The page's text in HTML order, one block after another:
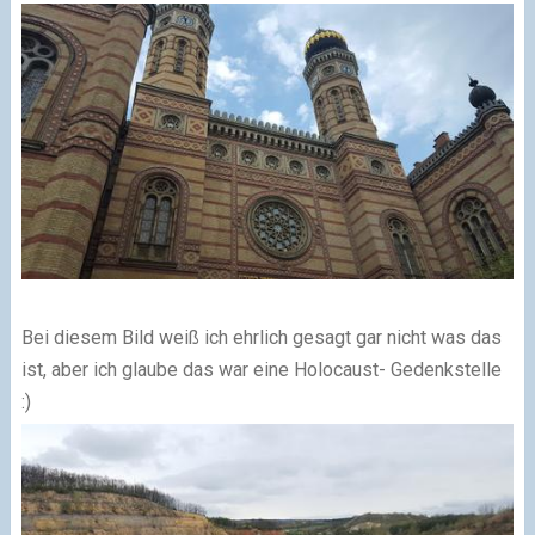
Bei diesem Bild weiß ich ehrlich gesagt gar nicht was das
ist, aber ich glaube das war eine Holocaust- Gedenkstelle
:)